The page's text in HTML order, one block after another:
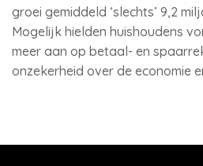
groei gemiddeld ‘slechts’ 9,2
Mogelijk hielden huishoudens
meer aan op betaal- en
onzekerheid over de economie